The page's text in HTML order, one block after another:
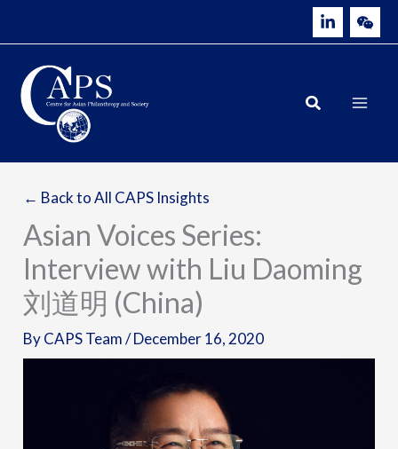
← Back to All CAPS Insights
Asian Voices Series:
Interview with Liu Daoming
刘道明 (China)
ByCAPS Team/December 16, 2020